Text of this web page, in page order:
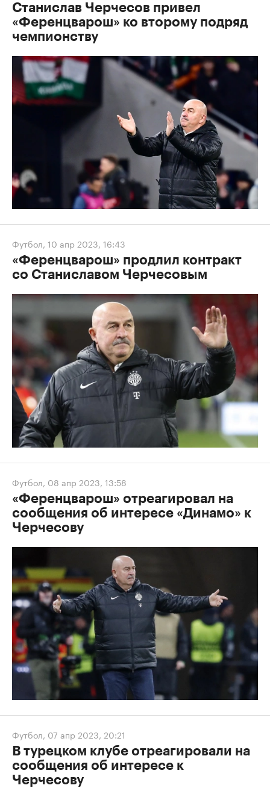
Станислав Черчесов привел
«Ференцварош» ко второму подряд
чемпионству
Футбол, 10 апр 2023, 16:43
«Ференцварош» продлил контракт
со Станиславом Черчесовым
Футбол, 08 апр 2023, 13:58
«Ференцварош» отреагировал на
сообщения об интересе «Динамо» к
Черчесову
Футбол, 07 апр 2023, 20:21
В турецком клубе отреагировали на
сообщения об интересе к
Черчесову